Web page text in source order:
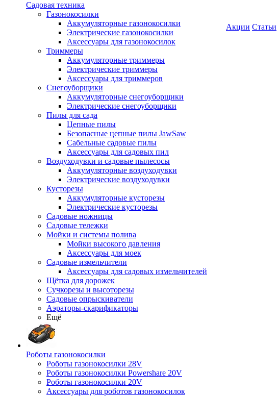
Садовая техника
Газонокосилки
Аккумуляторные газонокосилки
Электрические газонокосилки
Аксессуары для газонокосилок
Триммеры
Аккумуляторные триммеры
Электрические триммеры
Аксессуары для триммеров
Снегоуборщики
Аккумуляторные снегоуборщики
Электрические снегоуборщики
Пилы для сада
Цепные пилы
Безопасные цепные пилы JawSaw
Сабельные садовые пилы
Аксессуары для садовых пил
Воздуходувки и садовые пылесосы
Аккумуляторные воздуходувки
Электрические воздуходувки
Кусторезы
Аккумуляторные кусторезы
Электрические кусторезы
Садовые ножницы
Садовые тележки
Мойки и системы полива
Мойки высокого давления
Аксессуары для моек
Садовые измельчители
Аксессуары для садовых измельчителей
Щётка для дорожек
Сучкорезы и высоторезы
Садовые опрыскиватели
Аэраторы-скарификаторы
Ещё
Роботы газонокосилки
Роботы газонокосилки 28V
Роботы газонокосилки Powershare 20V
Роботы газонокосилки 20V
Аксессуары для роботов газонокосилок
Акции Статьи